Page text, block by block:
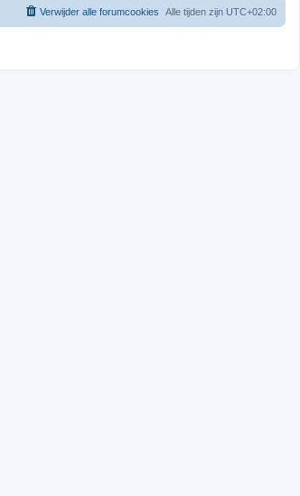
Alle tijden zijn UTC+02:00
Verwijder alle forumcookies